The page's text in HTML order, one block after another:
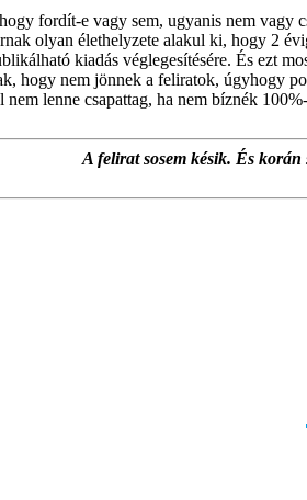
fordít-e vagy sem, ugyanis nem vagy
olyan élethelyzete alakul ki, hogy 2
kiadás véglegesítésére. És ezt
hogy nem jönnek a feliratok, úgyhogy
lenne csapattag, ha nem bíznék
A felirat sosem késik. És